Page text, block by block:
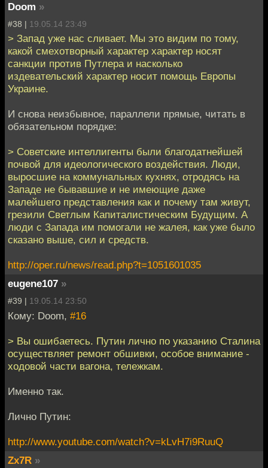
Doom »
#38 | 19.05.14 23:49
> Запад уже нас сливает. Мы это видим по тому,
какой смехотворный характер характер носят
санкции против Путлера и насколько
издевательский характер носит помощь Европы
Украине.
И снова неизбывное, параллели прямые, читать в
обязательном порядке:
> Советские интеллигенты были благодатнейшей
почвой для идеологического воздействия. Люди,
выросшие на коммунальных кухнях, отродясь на
Западе не бывавшие и не имеющие даже
малейшего представления как и почему там живут,
грезили Светлым Капиталистическим Будущим. А
люди с Запада им помогали не жалея, как уже было
сказано выше, сил и средств.
http://oper.ru/news/read.php?t=1051601035
eugene107 »
#39 | 19.05.14 23:50
Кому: Doom, #16
> Вы ошибаетесь. Путин лично по указанию Сталина
осуществляет ремонт обшивки, особое внимание -
ходовой части вагона, тележкам.
Именно так.
Лично Путин:
http://www.youtube.com/watch?v=kLvH7i9RuuQ
Zx7R »